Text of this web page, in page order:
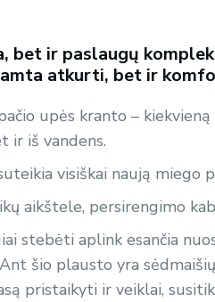
bet ir paslaugų
atkurti, bet ir
upės kranto – kiekvieną
ir iš vandens.
visiškai naują miego
aikštele, persirengimo
stebėti aplink esančia
šio plausto yra
pristaikyti ir veiklai,